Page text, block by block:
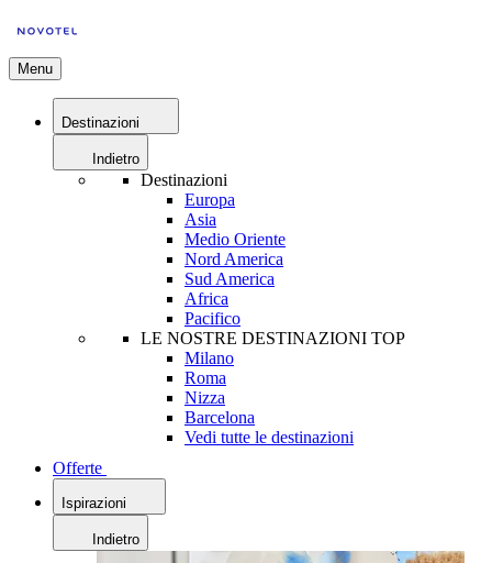
Menu
Destinazioni
Indietro
Destinazioni
Europa
Asia
Medio Oriente
Nord America
Sud America
Africa
Pacifico
LE NOSTRE DESTINAZIONI TOP
Milano
Roma
Nizza
Barcelona
Vedi tutte le destinazioni
Offerte
Ispirazioni
Indietro